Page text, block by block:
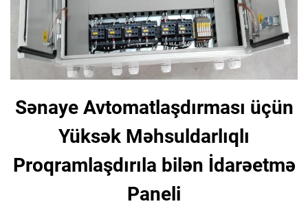
Sənaye Avtomatlaşdırması üçün
Yüksək Məhsuldarlıqlı
Proqramlaşdırıla bilən İdarəetmə
Paneli